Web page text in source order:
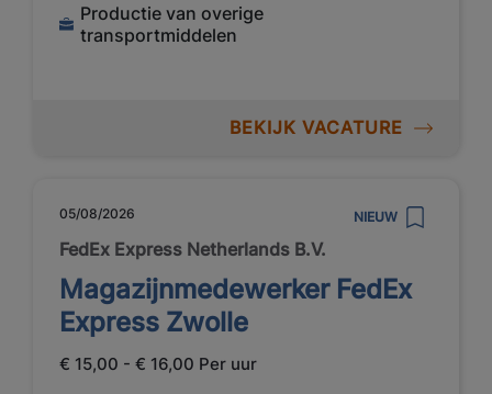
Productie van overige
transportmiddelen
BEKIJK VACATURE
05/08/2026 NIEUW
FedEx Express Netherlands B.V.
Magazijnmedewerker FedEx
Express Zwolle
€ 15,00 - € 16,00 Per uur